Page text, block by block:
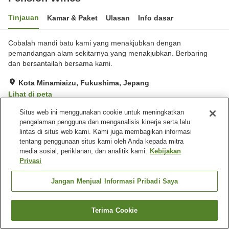
Tinjauan Kamar & Paket Ulasan Info dasar
Cobalah mandi batu kami yang menakjubkan dengan
pemandangan alam sekitarnya yang menakjubkan. Berbaring
dan bersantailah bersama kami.
Kota Minamiaizu, Fukushima, Jepang
Lihat di peta
Hebat Ulasan:41
Fasilitas properti
Tempat parkir
Mesin penjual otomatis
Ruang pengeringan
Beranda Jepang Fukushima
Kota Minamiaizu
Cari kamar
Situs web ini menggunakan cookie untuk meningkatkan
pengalaman pengguna dan menganalisis kinerja serta lalu
lintas di situs web kami. Kami juga membagikan informasi
tentang penggunaan situs kami oleh Anda kepada mitra
media sosial, periklanan, dan analitik kami. Kebijakan
Privasi
Jangan Menjual Informasi Pribadi Saya
Terima Cookie